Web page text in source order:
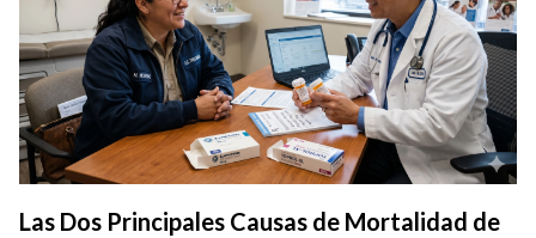
Las Dos Principales Causas de Mortalidad de